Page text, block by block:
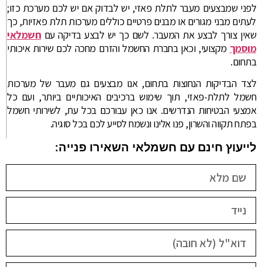
לפני שמבצעים מעבר לתלת פאזי, יש לבדוק אם יש לכם מערכת כזו;
לעתים מבני מגורים או מבנים פרטיים כוללים מערכות תלת פאזיות, כך
שאין צורך לבצע את המעבר. לשם כך יש לבצע בדיקה עם חשמלאי
מוסמך מקצועי, וכאן בחברת החשמל והזרם מחכה לכם שירות איכותי
בתחום.
לצד הבדיקות הנחוצות בתחום, אנו מבצעים גם מעבר של מערכות
חשמל לתלת-פאזי, תוך שימוש ברכיבים האיכותיים ביותר, ועם כל
אמצעי הבטיחות הנדרשים. אנו כאן עבורכם בכל עת, לשירותי חשמל
בפתח תקווה והשרון, פנו אלינו ונשמח לסייע לכם בכל סוגיה.
לייעוץ חינם עם חשמלאי השאירו פנייה: